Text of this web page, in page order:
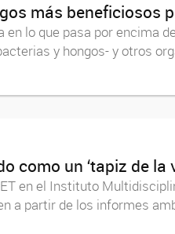
más beneficiosos
lo que pasa por encima
y hongos- y otros
como un ‘tapiz de la
en el Instituto
a partir de los informes